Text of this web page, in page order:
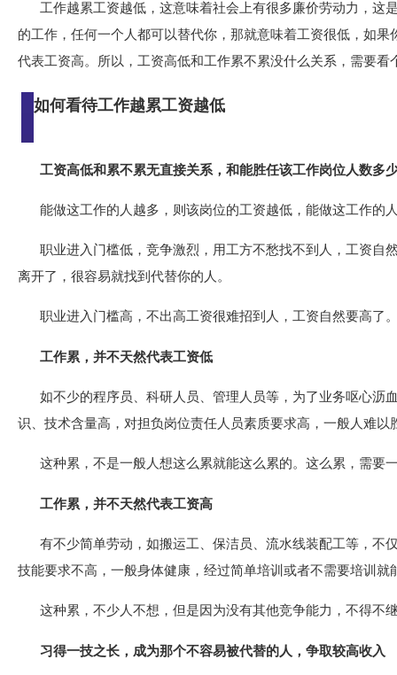
工作越累工资越低，这意味着社会上有很多廉价劳动力，这
的工作，任何一个人都可以替代你，那就意味着工资很低，如
代表工资高。所以，工资高低和工作累不累没什么关系，需要看
如何看待工作越累工资越低
工资高低和累不累无直接关系，和能胜任该工作岗位人数多
能做这工作的人越多，则该岗位的工资越低，能做这工作的
职业进入门槛低，竞争激烈，用工方不愁找不到人，工资自
离开了，很容易就找到代替你的人。
职业进入门槛高，不出高工资很难招到人，工资自然要高了
工作累，并不天然代表工资低
如不少的程序员、科研人员、管理人员等，为了业务呕心沥
识、技术含量高，对担负岗位责任人员素质要求高，一般人难
这种累，不是一般人想这么累就能这么累的。这么累，需要
工作累，并不天然代表工资高
有不少简单劳动，如搬运工、保洁员、流水线装配工等，不
技能要求不高，一般身体健康，经过简单培训或者不需要培训
这种累，不少人不想，但是因为没有其他竞争能力，不得不
习得一技之长，成为那个不容易被代替的人，争取较高收入